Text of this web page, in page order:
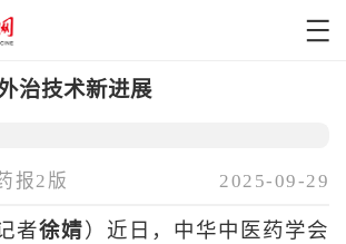
治技术新进展
报2版 2025-09-29
者徐婧 ）近日，中华中医药学会